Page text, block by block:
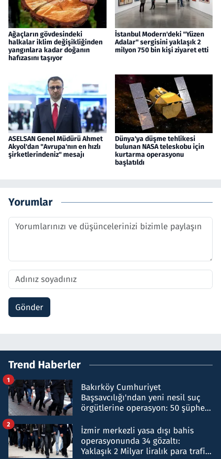
Ağaçların gövdesindeki
halkalar iklim değişikliğinden
yangınlara kadar doğanın
hafızasını taşıyor
İstanbul Modern'deki "Yüzen
Adalar" sergisini yaklaşık 2
milyon 750 bin kişi ziyaret etti
ASELSAN Genel Müdürü Ahmet
Akyol'dan "Avrupa'nın en hızlı
şirketlerindeniz" mesajı
Dünya'ya düşme tehlikesi
bulunan NASA teleskobu için
kurtarma operasyonu
başlatıldı
Yorumlar
Gönder
Trend Haberler
Bakırköy Cumhuriyet
Başsavcılığı'ndan yeni nesil suç
örgütlerine operasyon: 50 şüpheli
1
İzmir merkezli yasa dışı bahis
operasyonunda 34 gözaltı:
Yaklaşık 2 Milyar liralık para trafiği
2